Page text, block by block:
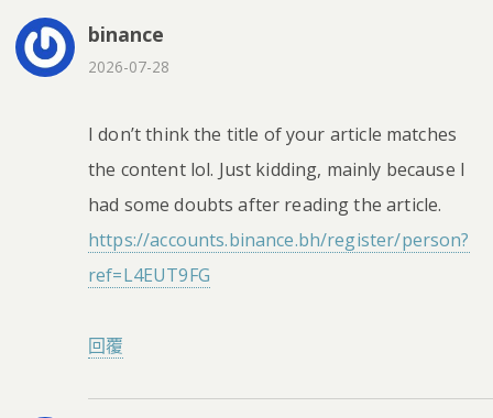
binance
2026-07-28
I don’t think the title of your article matches
the content lol. Just kidding, mainly because I
had some doubts after reading the article.
https://accounts.binance.bh/register/person?
ref=L4EUT9FG
回覆